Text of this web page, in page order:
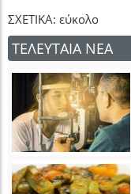
ΣΧΕΤΙΚΑ: εύκολο
ΤΕΛΕΥΤΑΙΑ ΝΕΑ